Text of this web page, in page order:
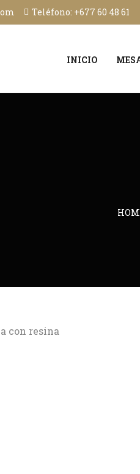
Teléfono: +677 60 48 61
INICIO